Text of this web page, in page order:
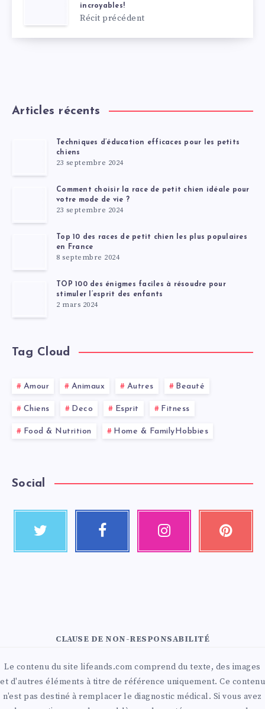
incroyables!
Récit précédent
Articles récents
Techniques d’éducation efficaces pour les petits
chiens
23 septembre 2024
Comment choisir la race de petit chien idéale pour
votre mode de vie ?
23 septembre 2024
Top 10 des races de petit chien les plus populaires
en France
8 septembre 2024
TOP 100 des énigmes faciles à résoudre pour
stimuler l’esprit des enfants
2 mars 2024
Tag Cloud
Amour Animaux Autres Beauté
Chiens Deco Esprit Fitness
Food & Nutrition Home & FamilyHobbies
Social
CLAUSE DE NON-RESPONSABILITÉ
Le contenu du site lifeands.com comprend du texte, des images
et d'autres éléments à titre de référence uniquement. Ce contenu
n'est pas destiné à remplacer le diagnostic médical. Si vous avez